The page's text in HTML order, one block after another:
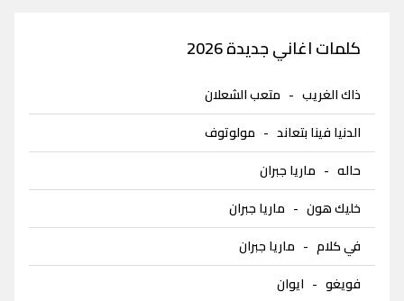
كلمات اغاني جديدة 2026
ذاك الغريب - متعب الشعلان
الدنيا فينا بتعاند - مولوتوف
حاله - ماريا جبران
خليك هون - ماريا جبران
في كلام - ماريا جبران
فويغو - ايوان